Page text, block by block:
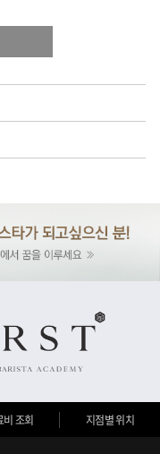
비 조회 지점별 위치